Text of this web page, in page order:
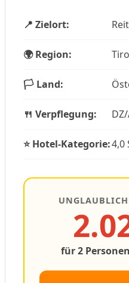
📍 Zielort:
🌍 Region:
🏳️ Land:
🍴 Verpflegung:
⭐ Hotel-Kategorie:4,0
für 2